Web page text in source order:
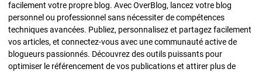
facilement votre propre blog. Avec OverBlog, lancez votre blog
personnel ou professionnel sans nécessiter de compétences
techniques avancées. Publiez, personnalisez et partagez facilement
vos articles, et connectez-vous avec une communauté active de
blogueurs passionnés. Découvrez des outils puissants pour
optimiser le référencement de vos publications et attirer plus de